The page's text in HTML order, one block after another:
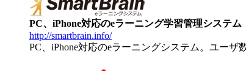
PC、iPhone対応のeラーニング学習管理システム
http://smartbrain.info/
PC、iPhone対応のeラーニングシステム。ユーザ